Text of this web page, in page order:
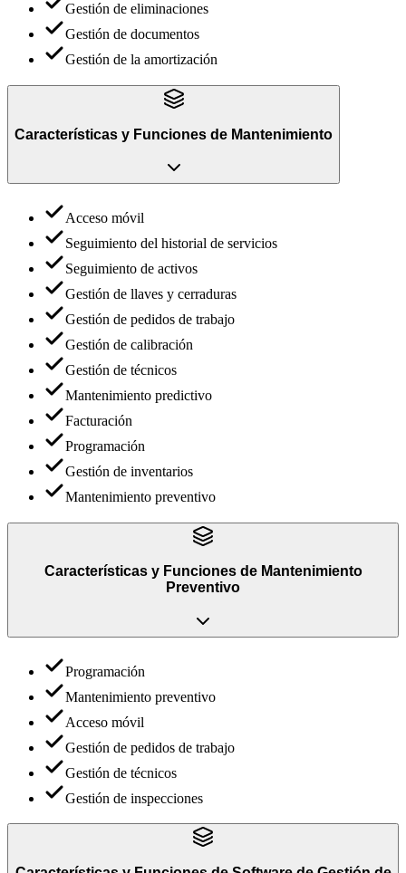
Gestión de eliminaciones
Gestión de documentos
Gestión de la amortización
Características y Funciones de Mantenimiento
Acceso móvil
Seguimiento del historial de servicios
Seguimiento de activos
Gestión de llaves y cerraduras
Gestión de pedidos de trabajo
Gestión de calibración
Gestión de técnicos
Mantenimiento predictivo
Facturación
Programación
Gestión de inventarios
Mantenimiento preventivo
Características y Funciones de Mantenimiento
Preventivo
Programación
Mantenimiento preventivo
Acceso móvil
Gestión de pedidos de trabajo
Gestión de técnicos
Gestión de inspecciones